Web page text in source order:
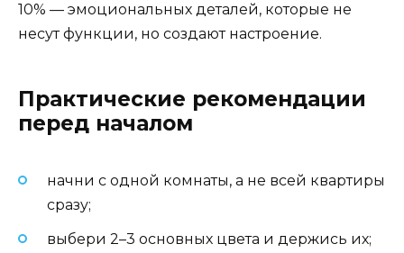
10% — эмоциональных деталей, которые не
несут функции, но создают настроение.
Практические рекомендации
перед началом
начни с одной комнаты, а не всей квартиры
сразу;
выбери 2–3 основных цвета и держись их;